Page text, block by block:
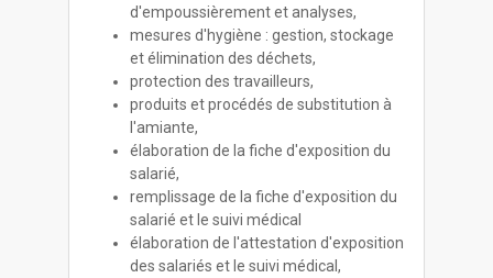
d'empoussièrement et analyses,
mesures d'hygiène : gestion, stockage
et élimination des déchets,
protection des travailleurs,
produits et procédés de substitution à
l'amiante,
élaboration de la fiche d'exposition du
salarié,
remplissage de la fiche d'exposition du
salarié et le suivi médical
élaboration de l'attestation d'exposition
des salariés et le suivi médical,